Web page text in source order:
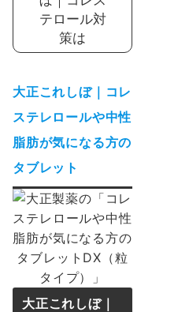
テロール対
策は
大正これしぼ｜ コレ
ステレロールや中性
脂肪が気になる方の
タブレット
大正これしぼ｜